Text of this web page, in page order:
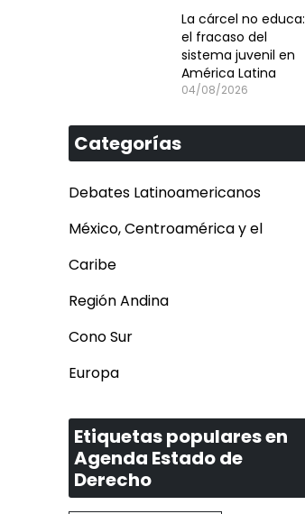
La cárcel no educa:
el fracaso del
sistema juvenil en
América Latina
04/08/2026
Categorías
Debates Latinoamericanos
México, Centroamérica y el
Caribe
Región Andina
Cono Sur
Europa
Etiquetas populares en
Agenda Estado de
Derecho